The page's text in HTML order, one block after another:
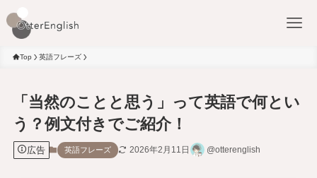
Top 英語フレーズ
「当然のことと思う」って英語で何とい
う？例文付きでご紹介！
広告 英語フレーズ 2026年2月11日 @otterenglish